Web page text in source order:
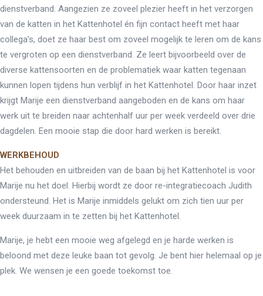
dienstverband. Aangezien ze zoveel plezier heeft in het verzorgen
van de katten in het Kattenhotel én fijn contact heeft met haar
collega’s, doet ze haar best om zoveel mogelijk te leren om de kans
te vergroten op een dienstverband. Ze leert bijvoorbeeld over de
diverse kattensoorten en de problematiek waar katten tegenaan
kunnen lopen tijdens hun verblijf in het Kattenhotel. Door haar inzet
krijgt Marije een dienstverband aangeboden en de kans om haar
werk uit te breiden naar achtenhalf uur per week verdeeld over drie
dagdelen. Een mooie stap die door hard werken is bereikt.
WERKBEHOUD
Het behouden en uitbreiden van de baan bij het Kattenhotel is voor
Marije nu het doel. Hierbij wordt ze door re-integratiecoach Judith
ondersteund. Het is Marije inmiddels gelukt om zich tien uur per
week duurzaam in te zetten bij het Kattenhotel.
Marije, je hebt een mooie weg afgelegd en je harde werken is
beloond met deze leuke baan tot gevolg. Je bent hier helemaal op je
plek. We wensen je een goede toekomst toe.